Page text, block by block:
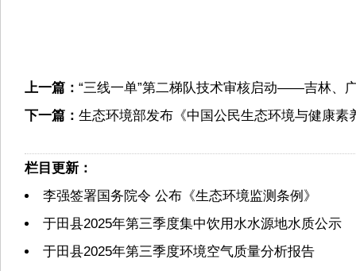
上一篇： “三线一单”第二梯队技术审核启动——吉林、
下一篇： 生态环境部发布《中国公民生态环境与健康素
栏目更新：
李强签署国务院令 公布《生态环境监测条例》
于田县2025年第三季度集中饮用水水源地水质公示
于田县2025年第三季度环境空气质量分析报告